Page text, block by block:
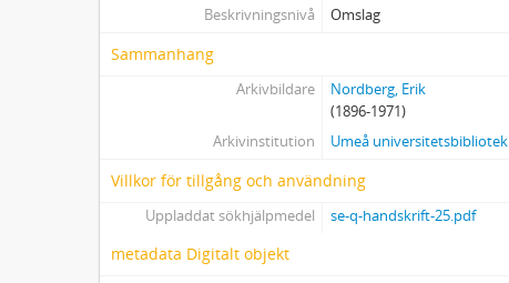
Beskrivningsnivå
Omslag
Sammanhang
Arkivbildare
Nordberg, Erik
(1896-1971)
Arkivinstitution
Umeå universitetsbibliotek
Villkor för tillgång och användning
Uppladdat sökhjälpmedel se-q-handskrift-25.pdf
metadata Digitalt objekt